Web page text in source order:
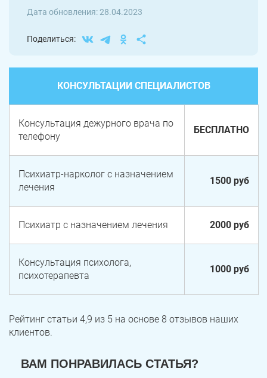
Дата обновления: 28.04.2023
Поделиться:
КОНСУЛЬТАЦИИ СПЕЦИАЛИСТОВ
Консультация дежурного врача по
телефону
БЕСПЛАТНО
Психиатр-нарколог с назначением
лечения
1500 руб
Психиатр с назначением лечения 2000 руб
Консультация психолога,
психотерапевта
1000 руб
Рейтинг статьи 4,9 из 5 на основе 8 отзывов наших
клиентов.
ВАМ ПОНРАВИЛАСЬ СТАТЬЯ?